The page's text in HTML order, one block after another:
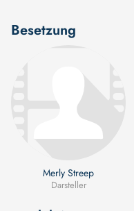
Besetzung
Merly Streep
Darsteller